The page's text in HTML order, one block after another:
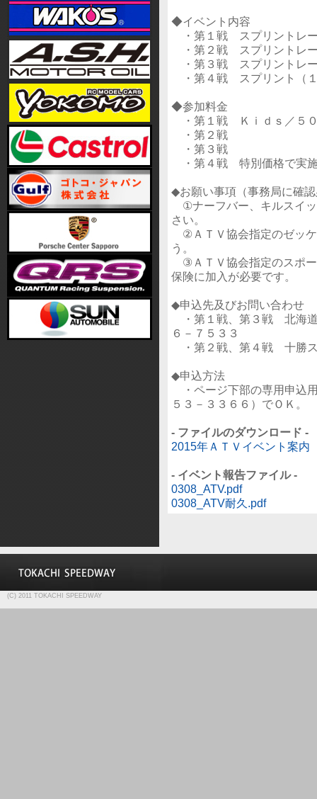
◆イベント内容
・第１戦 スプリントレ
・第２戦 スプリントレ
・第３戦 スプリントレ
・第４戦 スプリント（１
◆参加料金
・第１戦 Ｋｉｄｓ／５
・第２
・第３
・第４戦 特別価格で実
◆お願い事項（事務局に確
①ナーフバー、キルスイッ
さい。
②ＡＴＶ協会指定のゼッ
う。
③ＡＴＶ協会指定のスポー
保険に加入が必要です。
◆申込先及びお問い合わせ
・第１戦、第３戦 北海
６－７５３３
・第２戦、第４戦 十勝
◆申込方法
・ページ下部の専用申込
５３－３３６６）でＯＫ。
- ファイルのダウンロード -
2015年ＡＴＶイベント案内
- イベント報告ファイル -
0308_ATV.pdf
0308_ATV耐久.pdf
(C) 2011 TOKACHI SPEEDWAY